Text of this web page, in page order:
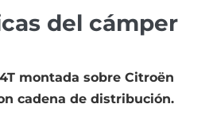
del cámper
montada sobre Citroën
cadena de distribución.